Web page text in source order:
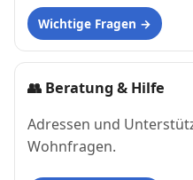
Wichtige Fragen
👥 Beratung & Hilfe
Adressen und
Wohnfragen.